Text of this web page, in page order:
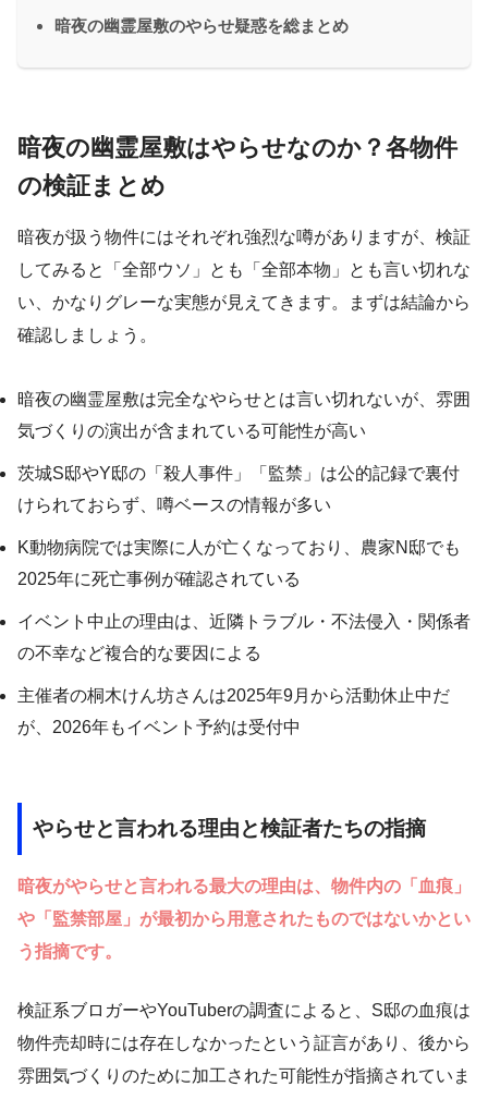
暗夜の幽霊屋敷のやらせ疑惑を総まとめ
暗夜の幽霊屋敷はやらせなのか？各物件
の検証まとめ
暗夜が扱う物件にはそれぞれ強烈な噂がありますが、検証
してみると「全部ウソ」とも「全部本物」とも言い切れな
い、かなりグレーな実態が見えてきます。まずは結論から
確認しましょう。
暗夜の幽霊屋敷は完全なやらせとは言い切れないが、雰囲
気づくりの演出が含まれている可能性が高い
茨城S邸やY邸の「殺人事件」「監禁」は公的記録で裏付
けられておらず、噂ベースの情報が多い
K動物病院では実際に人が亡くなっており、農家N邸でも
2025年に死亡事例が確認されている
イベント中止の理由は、近隣トラブル・不法侵入・関係者
の不幸など複合的な要因による
主催者の桐木けん坊さんは2025年9月から活動休止中だ
が、2026年もイベント予約は受付中
やらせと言われる理由と検証者たちの指摘
暗夜がやらせと言われる最大の理由は、物件内の「血痕」
や「監禁部屋」が最初から用意されたものではないかとい
う指摘です。
検証系ブロガーやYouTuberの調査によると、S邸の血痕は
物件売却時には存在しなかったという証言があり、後から
雰囲気づくりのために加工された可能性が指摘されていま